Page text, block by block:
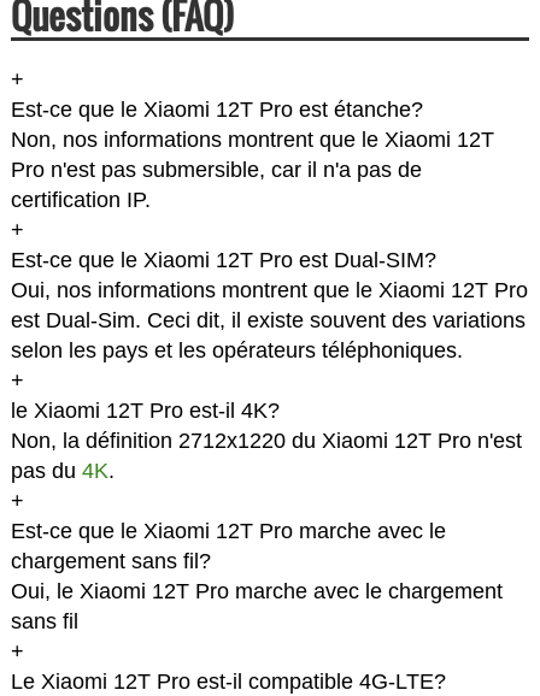
Questions (FAQ)
+
Est-ce que le Xiaomi 12T Pro est étanche?
Non, nos informations montrent que le Xiaomi 12T
Pro n'est pas submersible, car il n'a pas de
certification IP.
+
Est-ce que le Xiaomi 12T Pro est Dual-SIM?
Oui, nos informations montrent que le Xiaomi 12T Pro
est Dual-Sim. Ceci dit, il existe souvent des variations
selon les pays et les opérateurs téléphoniques.
+
le Xiaomi 12T Pro est-il 4K?
Non, la définition 2712x1220 du Xiaomi 12T Pro n'est
pas du 4K.
+
Est-ce que le Xiaomi 12T Pro marche avec le
chargement sans fil?
Oui, le Xiaomi 12T Pro marche avec le chargement
sans fil
+
Le Xiaomi 12T Pro est-il compatible 4G-LTE?